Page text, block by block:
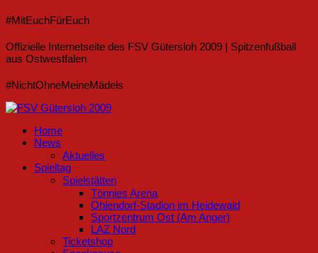
#MitEuchFürEuch
Offizielle Internetseite des FSV Gütersloh 2009 | Spitzenfußball
aus Ostwestfalen
#NichtOhneMeineMädels
Home
News
Aktuelles
Spieltag
Spielstätten
Tönnies Arena
Ohlendorf-Stadion im Heidewald
Sportzentrum Ost (Am Anger)
LAZ Nord
Ticketshop